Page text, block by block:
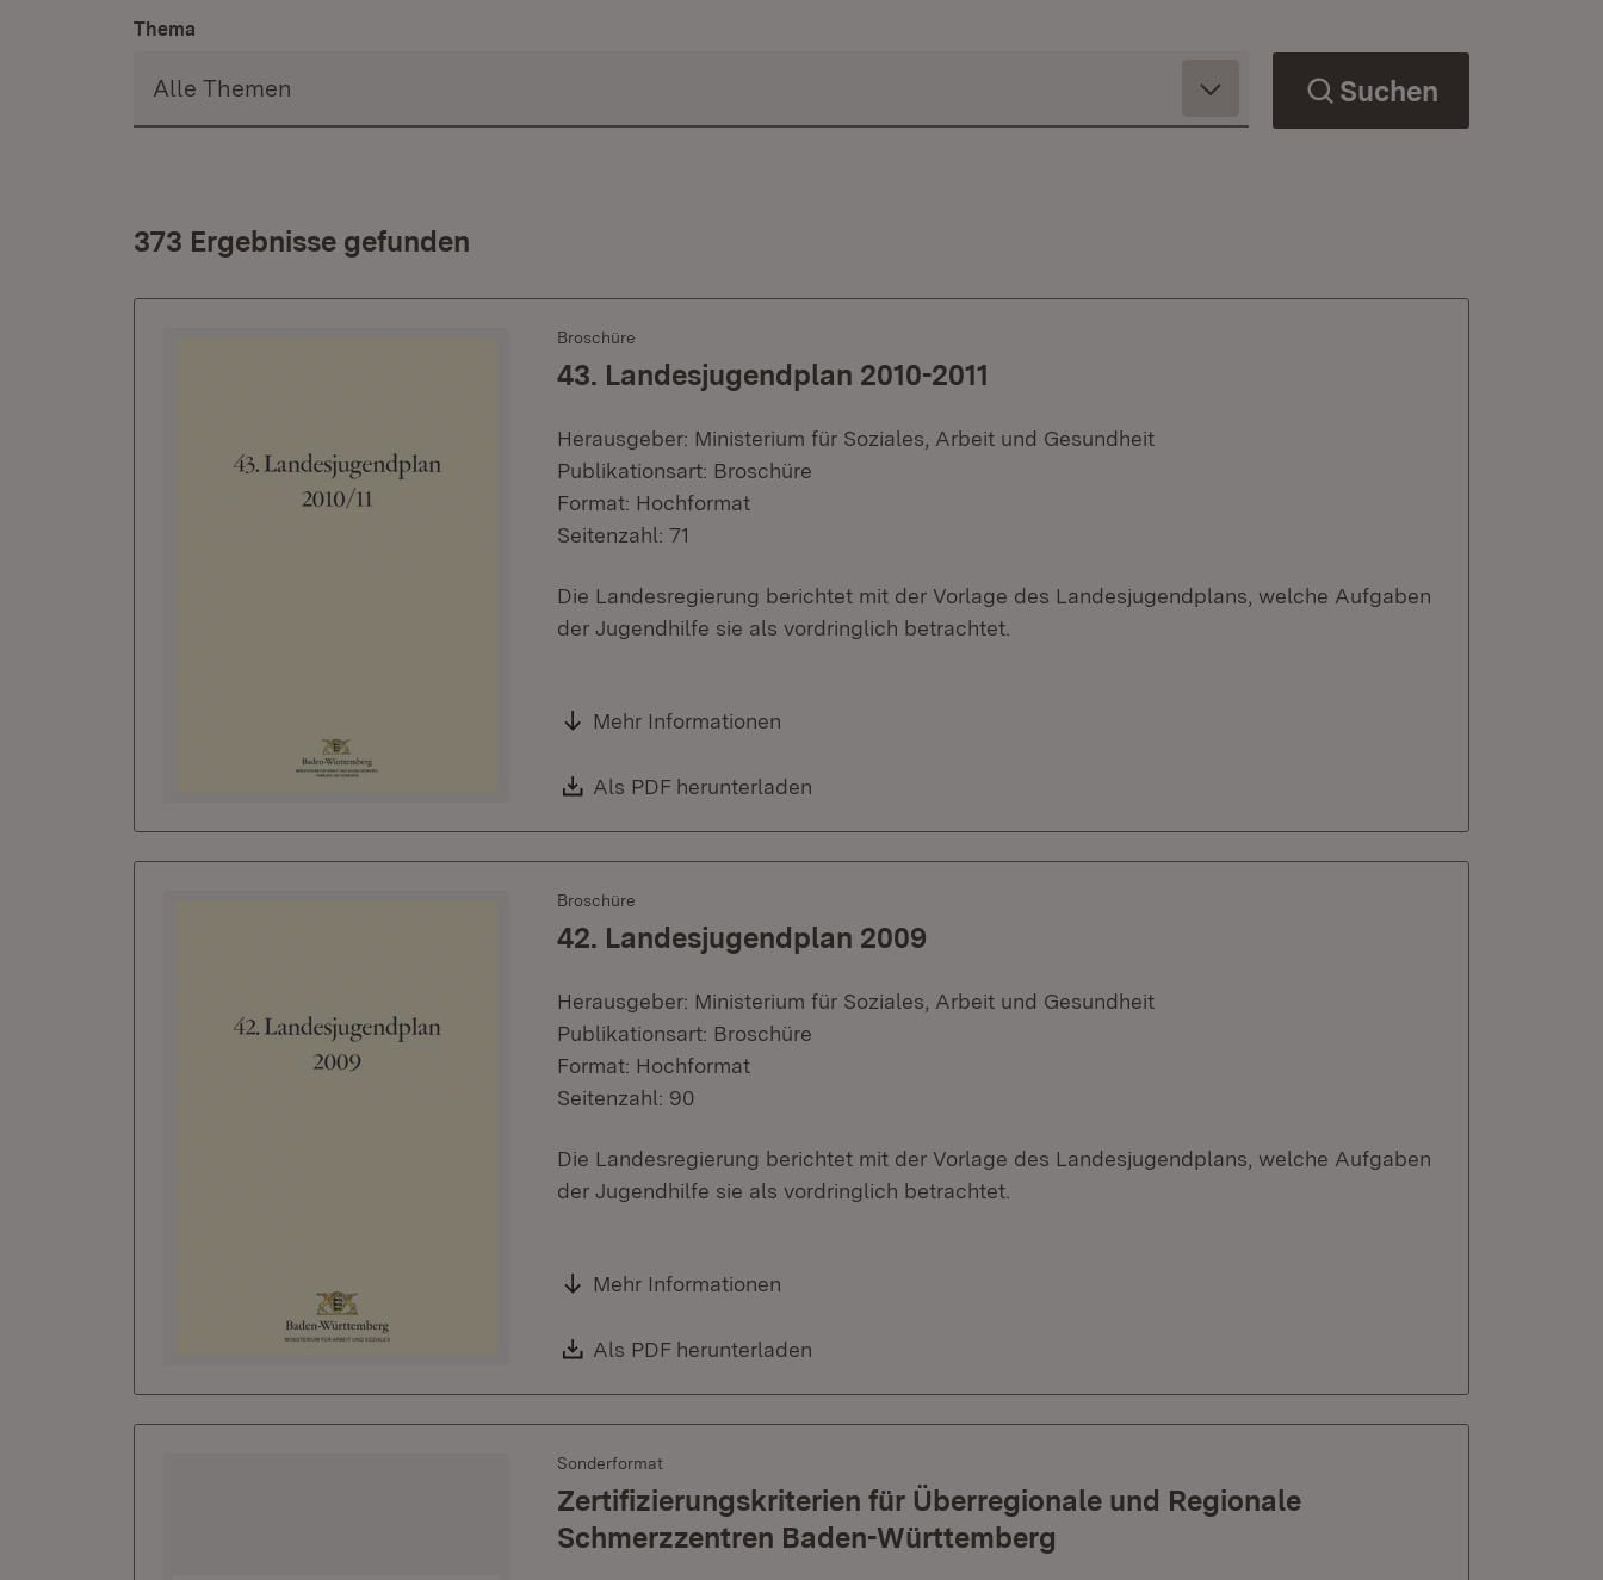
Thema
Suchen
373 Ergebnisse gefunden
Broschüre
43. Landesjugendplan 2010-2011
Herausgeber: Ministerium für Soziales, Arbeit und Gesundheit
Publikationsart: Broschüre
Format: Hochformat
Seitenzahl: 71
Die Landesregierung berichtet mit der Vorlage des Landesjugendplans, welche Aufgaben
der Jugendhilfe sie als vordringlich betrachtet.
Mehr Informationen
Download:
Als PDF herunterladen
Broschüre
42. Landesjugendplan 2009
Herausgeber: Ministerium für Soziales, Arbeit und Gesundheit
Publikationsart: Broschüre
Format: Hochformat
Seitenzahl: 90
Die Landesregierung berichtet mit der Vorlage des Landesjugendplans, welche Aufgaben
der Jugendhilfe sie als vordringlich betrachtet.
Mehr Informationen
Download:
Als PDF herunterladen
Sonderformat
Zertifizierungskriterien für Überregionale und Regionale
Schmerzzentren Baden-Württemberg